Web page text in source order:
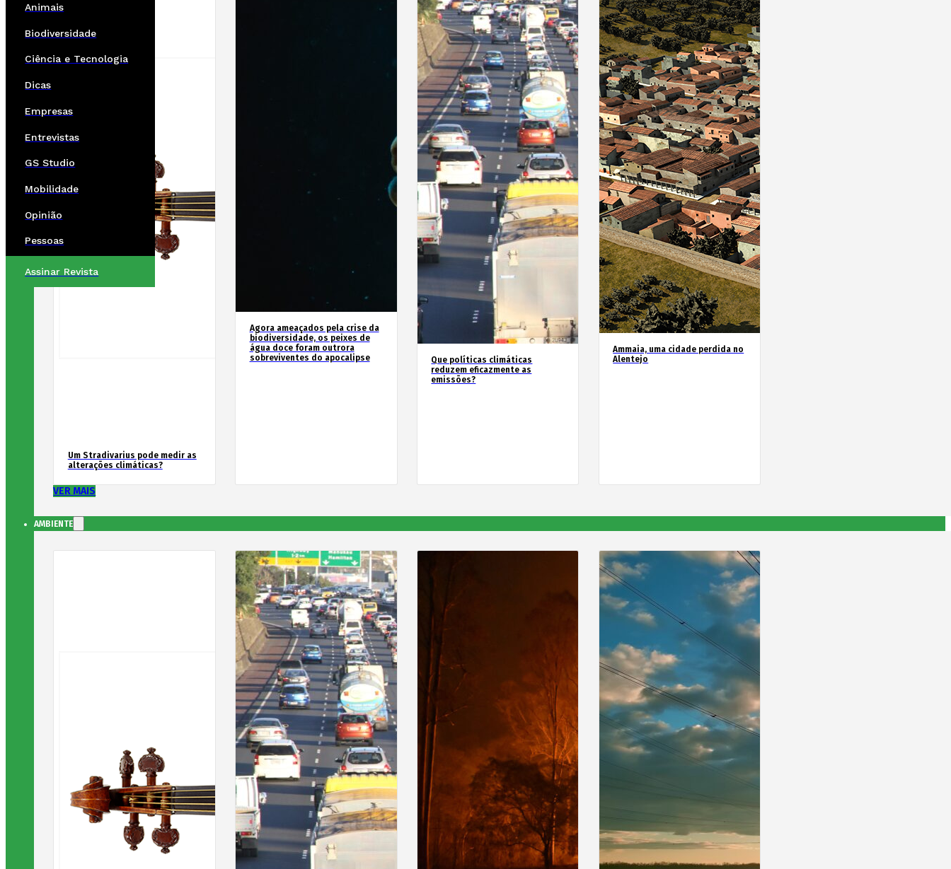
Animais
Biodiversidade
Ciência e Tecnologia
Dicas
Empresas
Entrevistas
GS Studio
Mobilidade
Opinião
Pessoas
Assinar Revista
Um Stradivarius pode medir as
alterações climáticas?
Agora ameaçados pela crise da
biodiversidade, os peixes de
água doce foram outrora
sobreviventes do apocalipse
Que políticas climáticas
reduzem eficazmente as
emissões?
Ammaia, uma cidade perdida no
Alentejo
VER MAIS
AMBIENTE